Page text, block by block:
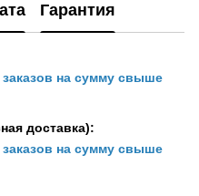
Гарантия
на сумму свыше
доставка):
на сумму свыше